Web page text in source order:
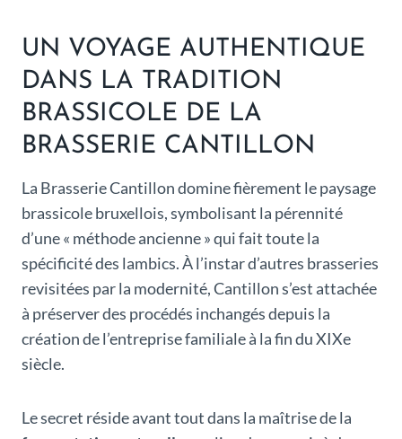
UN VOYAGE AUTHENTIQUE
DANS LA TRADITION
BRASSICOLE DE LA
BRASSERIE CANTILLON
La Brasserie Cantillon domine fièrement le paysage
brassicole bruxellois, symbolisant la pérennité
d’une « méthode ancienne » qui fait toute la
spécificité des lambics. À l’instar d’autres brasseries
revisitées par la modernité, Cantillon s’est attachée
à préserver des procédés inchangés depuis la
création de l’entreprise familiale à la fin du XIXe
siècle.
Le secret réside avant tout dans la maîtrise de la